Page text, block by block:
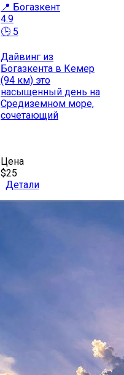
📍 Богазкент
4.9
🕒 5
Дайвинг из
Богазкента в Кемер
(94 км) это
насыщенный день на
Средиземном море,
сочетающий
Цена
$25
Детали